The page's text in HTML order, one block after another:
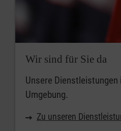
Wir sind für Sie da
Unsere Dienstleistungen
Umgebung.
Zu unseren